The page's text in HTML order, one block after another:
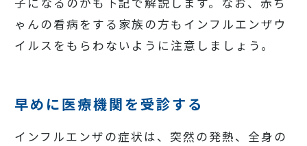
ゃんの看病をする家族の方もインフルエンザウ
イルスをもらわないように注意しましょう。
早めに医療機関を受診する
インフルエンザの症状は、突然の発熱、全身の